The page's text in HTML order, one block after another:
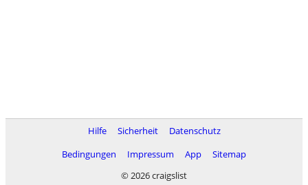
Hilfe Sicherheit
Datenschutz
Bedingungen
Impressum App
Sitemap
© 2026 craigslist